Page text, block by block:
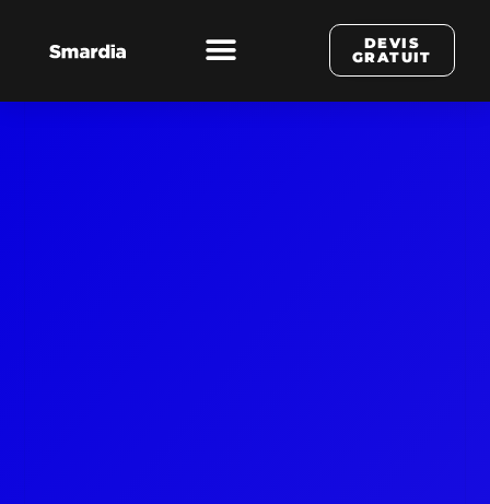
DEVIS
GRATUIT